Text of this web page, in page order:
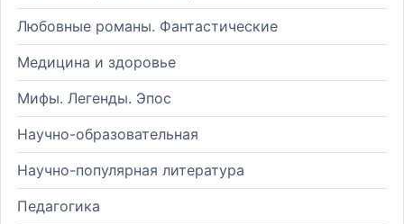
Любовные романы. Фантастические
Медицина и здоровье
Мифы. Легенды. Эпос
Научно-образовательная
Научно-популярная литература
Педагогика